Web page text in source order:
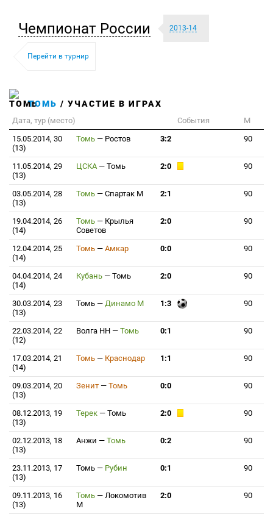
Чемпионат России 2013-14
Перейти в турнир
ТОМЬ / УЧАСТИЕ В ИГРАХ
Дата, тур (место) События
М
15.05.2014, 30
(13)
Томь — Ростов 3:2 90
11.05.2014, 29
(13)
ЦСКА — Томь 2:0 90
03.05.2014, 28
(13)
Томь — Спартак М 2:1 90
19.04.2014, 26
(14)
Томь — Крылья
Советов
2:0 90
12.04.2014, 25
(14)
Томь — Амкар 0:0 90
04.04.2014, 24
(14)
Кубань — Томь 2:0 90
30.03.2014, 23
(13)
Томь — Динамо М 1:3 90
22.03.2014, 22
(12)
Волга НН — Томь 0:1 90
17.03.2014, 21
(14)
Томь — Краснодар 1:1 90
09.03.2014, 20
(13)
Зенит — Томь 0:0 90
08.12.2013, 19
(13)
Терек — Томь 2:0 90
02.12.2013, 18
(13)
Анжи — Томь 0:2 90
23.11.2013, 17
(13)
Томь — Рубин 0:1 90
09.11.2013, 16
(13)
Томь — Локомотив
М
2:0 90